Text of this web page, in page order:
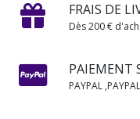
FRAIS DE
Dès 200 €
PAIEMENT
PAYPAL